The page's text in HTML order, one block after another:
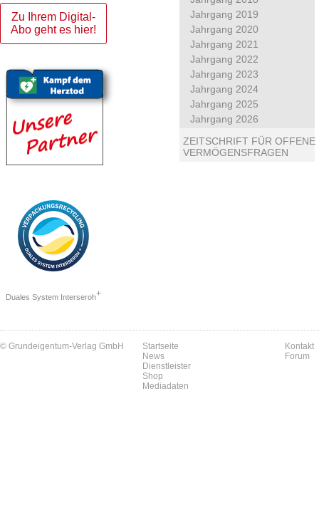
Zu Ihrem Digital-
Abo geht es hier!
Duales System Interseroh+
Jahrgang 2019
Jahrgang 2020
Jahrgang 2021
Jahrgang 2022
Jahrgang 2023
Jahrgang 2024
Jahrgang 2025
Jahrgang 2026
ZEITSCHRIFT FÜR OFFENE
VERMÖGENSFRAGEN
© Grundeigentum-Verlag GmbH
Startseite
News
Dienstleister
Shop
Mediadaten
Kontakt
Forum